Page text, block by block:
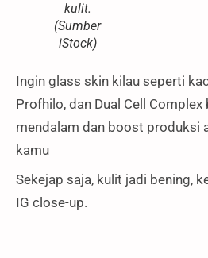
kulit.
(Sumber
iStock)
Ingin glass skin kilau seperti
Profhilo, dan Dual Cell
mendalam dan boost produksi
kamu
Sekejap saja, kulit jadi bening,
IG close-up.